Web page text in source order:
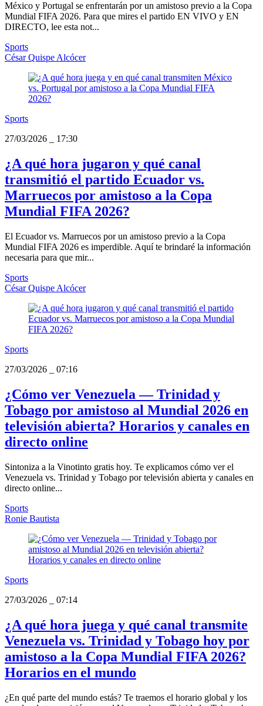
México y Portugal se enfrentarán por un amistoso previo a la Copa
Mundial FIFA 2026. Para que mires el partido EN VIVO y EN
DIRECTO, lee esta not...
Sports
César Quispe Alcócer
Sports
27/03/2026
17:30
¿A qué hora jugaron y qué canal
transmitió el partido Ecuador vs.
Marruecos por amistoso a la Copa
Mundial FIFA 2026?
El Ecuador vs. Marruecos por un amistoso previo a la Copa
Mundial FIFA 2026 es imperdible. Aquí te brindaré la información
necesaria para que mir...
Sports
César Quispe Alcócer
Sports
27/03/2026
07:16
¿Cómo ver Venezuela — Trinidad y
Tobago por amistoso al Mundial 2026 en
televisión abierta? Horarios y canales en
directo online
Sintoniza a la Vinotinto gratis hoy. Te explicamos cómo ver el
Venezuela vs. Trinidad y Tobago por televisión abierta y canales en
directo online...
Sports
Ronie Bautista
Sports
27/03/2026
07:14
¿A qué hora juega y qué canal transmite
Venezuela vs. Trinidad y Tobago hoy por
amistoso a la Copa Mundial FIFA 2026?
Horarios en el mundo
¿En qué parte del mundo estás? Te traemos el horario global y los